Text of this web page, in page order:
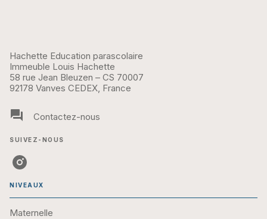
Hachette Education parascolaire
Immeuble Louis Hachette
58 rue Jean Bleuzen – CS 70007
92178 Vanves CEDEX, France
question_answer Contactez-nous
SUIVEZ-NOUS
NIVEAUX
Maternelle